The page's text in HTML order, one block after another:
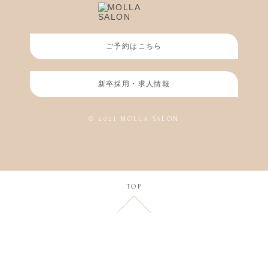
ご予約はこちら
新卒採用・求人情報
© 2021 MOLLA SALON
TOP